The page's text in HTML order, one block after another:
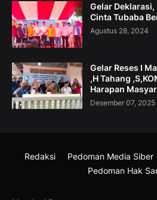
Gelar Deklarasi,
Cinta Tubaba
Agustus 28, 2024
Gelar Reses I
,H Tahang
Harapan
Desember 07, 2025
Redaksi Pedoman Media Siber
Pedoman Hak